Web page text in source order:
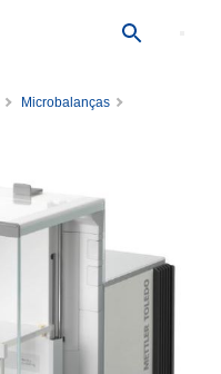
Microbalanças